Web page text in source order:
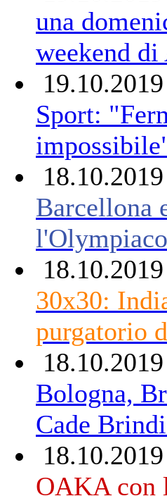
una
weekend di
Sport:
Barcellona
30x30:
purgatorio
Bologna,
Cade
OAKA con